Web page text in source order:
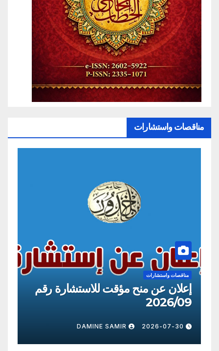
مناقصات واستشارات
مناقصات واستشارات
إعلان عن منح مؤقت للاستشارة رقم
2026/09
2026-07-30
DAMINE SAMIR